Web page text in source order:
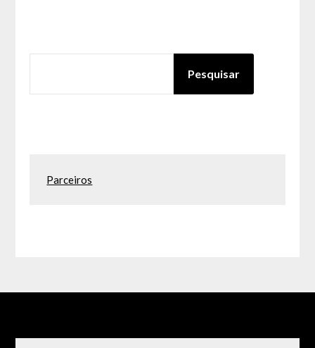
Pesquisar
Parceiros